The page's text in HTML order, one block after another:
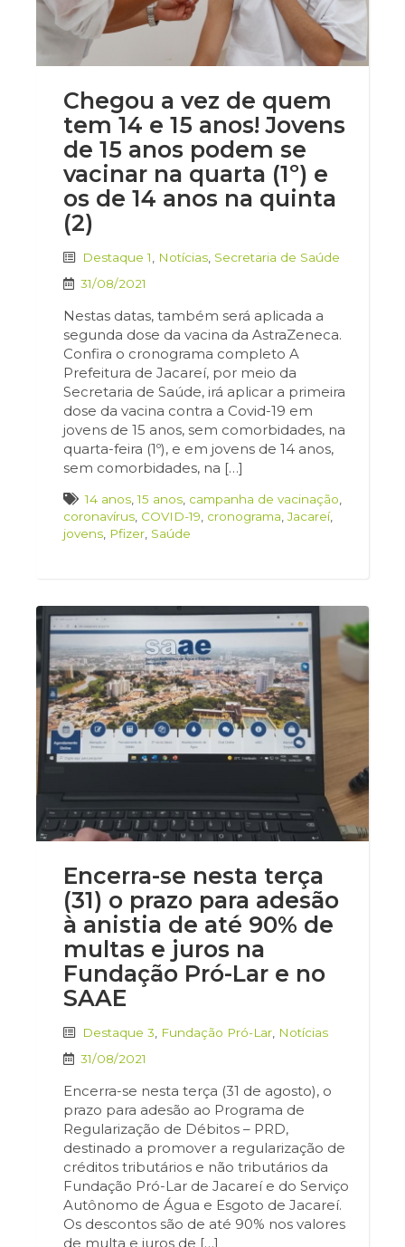
Chegou a vez de quem
tem 14 e 15 anos! Jovens
de 15 anos podem se
vacinar na quarta (1º) e
os de 14 anos na quinta
(2)
Destaque 1 Notícias Secretaria de Saúde
31/08/2021
Nestas datas, também será aplicada a
segunda dose da vacina da AstraZeneca.
Confira o cronograma completo A
Prefeitura de Jacareí, por meio da
Secretaria de Saúde, irá aplicar a primeira
dose da vacina contra a Covid-19 em
jovens de 15 anos, sem comorbidades, na
quarta-feira (1º), e em jovens de 14 anos,
sem comorbidades, na […]
14 anos ,15 anos campanha de vacinação
coronavírus COVID-19 cronograma ,Jacareí,
jovens Pfizer Saúde
Encerra-se nesta terça
(31) o prazo para adesão
à anistia de até 90% de
multas e juros na
Fundação Pró-Lar e no
SAAE
Destaque 3 Fundação Pró-Lar Notícias
31/08/2021
Encerra-se nesta terça (31 de agosto), o
prazo para adesão ao Programa de
Regularização de Débitos – PRD,
destinado a promover a regularização de
créditos tributários e não tributários da
Fundação Pró-Lar de Jacareí e do Serviço
Autônomo de Água e Esgoto de Jacareí.
Os descontos são de até 90% nos valores
de multa e juros de […]